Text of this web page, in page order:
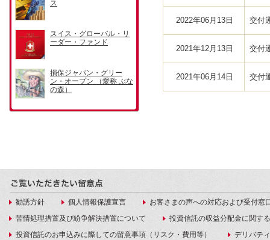
2022年06月13日 交付
2021年12月13日 交付
2021年06月14日 交付
勧誘方針 個人情報保護宣言
お客さまの声への対応および受付窓
苦情処理措置及び紛争解決措置について
投資信託の収益分配金に関す
投資信託のお申込みに際しての留意事項（リスク・費用等）
デリバテ